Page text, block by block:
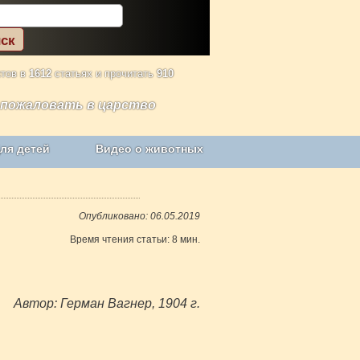
в 1612статьях и прочитать910
в царство
детей Видео о животных
Опубликовано: 06.05.2019
Время чтения статьи: 8 мин.
Автор: Герман Вагнер, 1904 г.